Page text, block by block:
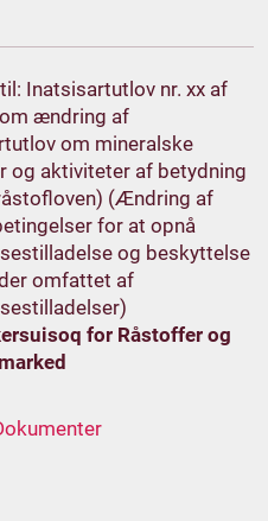
Inatsisartutlov nr. xx af
om ændring af
om mineralske
og aktiviteter af betydning
(Ændring af
for at opnå
og beskyttelse
omfattet af
for Råstoffer og